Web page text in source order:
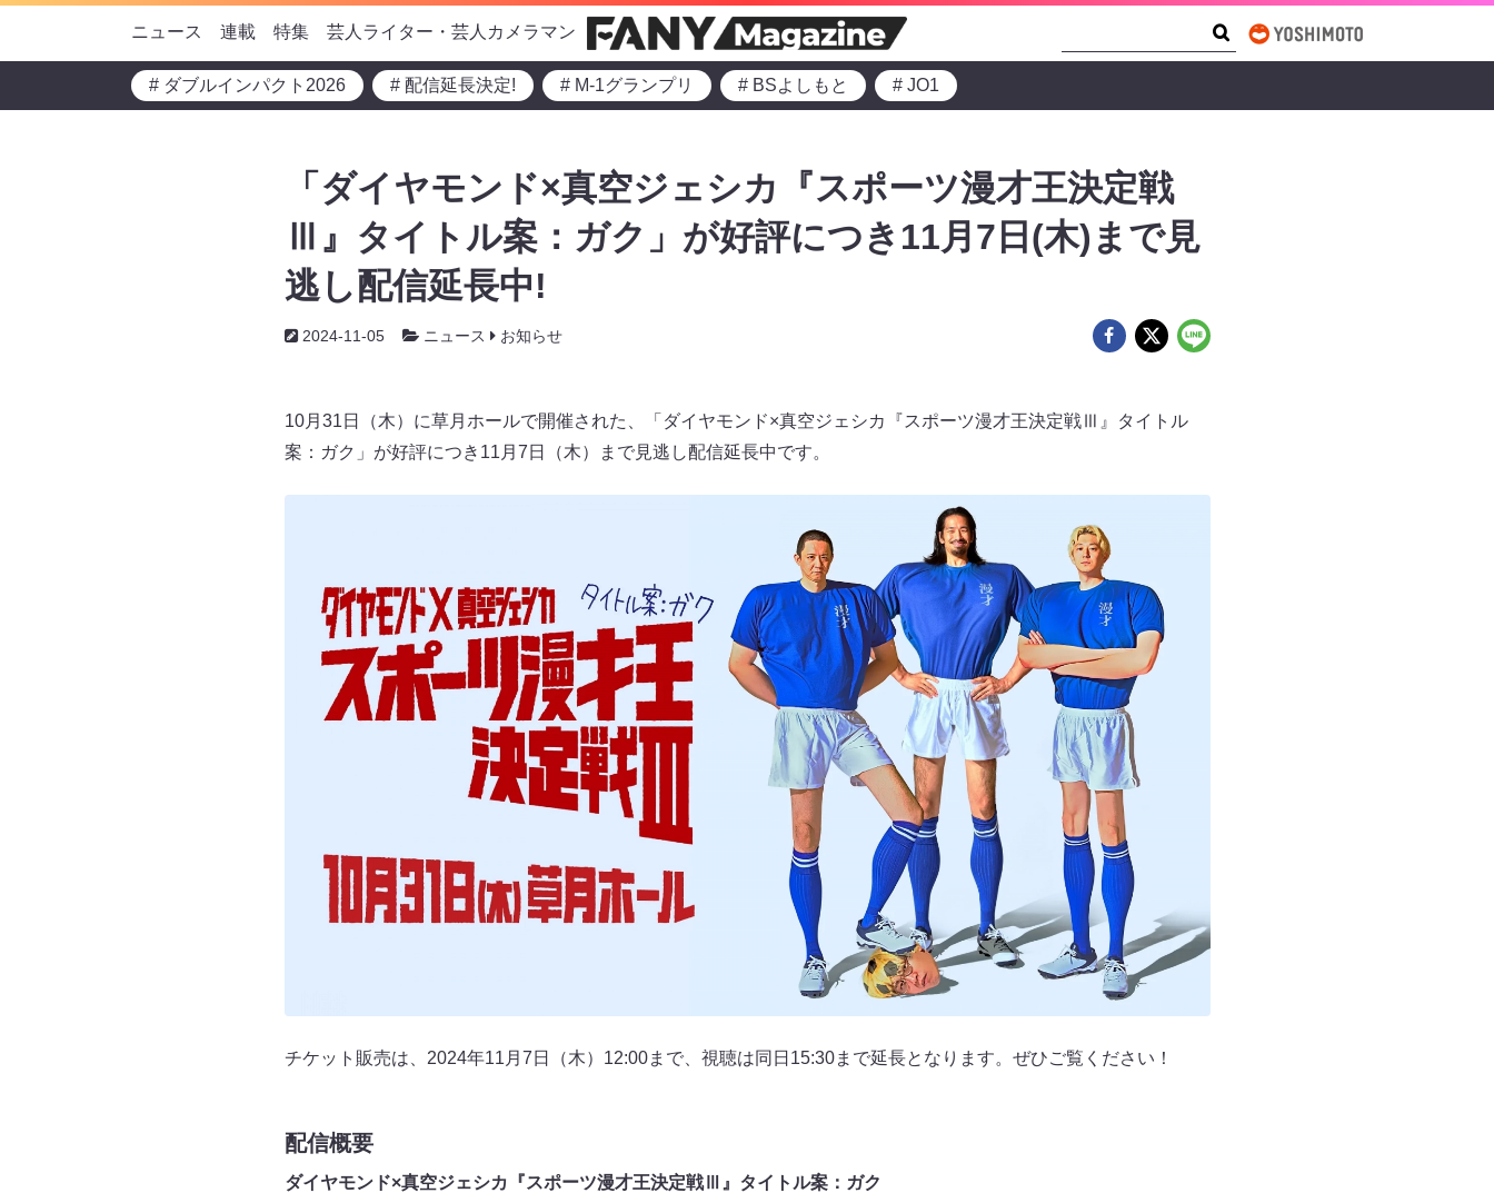
ニュース 連載 特集 芸人ライター・芸人カメラマン
# ダブルインパクト2026 # 配信延長決定! # M-1グランプリ # BSよしもと # JO1
「ダイヤモンド×真空ジェシカ『スポーツ漫才王決定戦
Ⅲ』タイトル案：ガク」が好評につき11月7日(木)まで見
逃し配信延長中!
2024-11-05 ニュース お知らせ
10月31日（木）に草月ホールで開催された、「ダイヤモンド×真空ジェシカ『スポーツ漫才王決定戦Ⅲ』タイトル
案：ガク」が好評につき11月7日（木）まで見逃し配信延長中です。
チケット販売は、2024年11月7日（木）12:00まで、視聴は同日15:30まで延長となります。ぜひご覧ください！
配信概要
ダイヤモンド×真空ジェシカ『スポーツ漫才王決定戦Ⅲ』タイトル案：ガク